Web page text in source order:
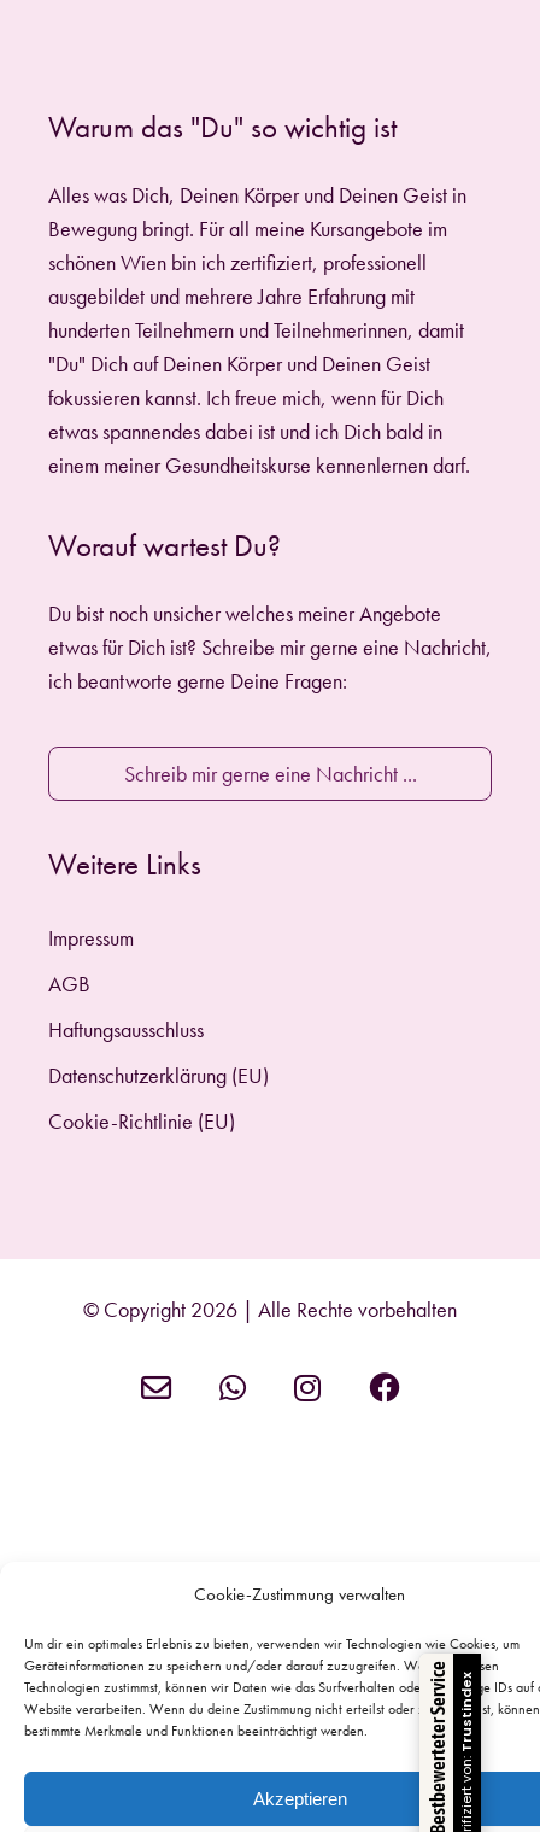
Cookie-Zustimmung verwalten
Um dir ein optimales Erlebnis zu bieten, verwenden wir Technologien wie Cookies, um
Geräteinformationen zu speichern und/oder darauf zuzugreifen. Wenn du diesen
Technologien zustimmst, können wir Daten wie das Surfverhalten oder eindeutige IDs auf
Website verarbeiten. Wenn du deine Zustimmung nicht erteilst oder zurückziehst, können
bestimmte Merkmale und Funktionen beeinträchtigt werden.
Akzeptieren
Warum das "Du" so wichtig ist
Alles was Dich, Deinen Körper und Deinen Geist in
Bewegung bringt. Für all meine Kursangebote im
schönen Wien bin ich zertifiziert, professionell
ausgebildet und mehrere Jahre Erfahrung mit
hunderten Teilnehmern und Teilnehmerinnen, damit
"Du" Dich auf Deinen Körper und Deinen Geist
fokussieren kannst. Ich freue mich, wenn für Dich
etwas spannendes dabei ist und ich Dich bald in
einem meiner Gesundheitskurse kennenlernen darf.
Worauf wartest Du?
Du bist noch unsicher welches meiner Angebote
etwas für Dich ist? Schreibe mir gerne eine Nachricht,
ich beantworte gerne Deine Fragen:
Schreib mir gerne eine Nachricht ...
Weitere Links
Impressum
AGB
Haftungsausschluss
Datenschutzerklärung (EU)
Cookie-Richtlinie (EU)
© Copyright 2026 | Alle Rechte vorbehalten
Kontakt
liebe
kontaktieren
liebe
liebe
Bestbewerteter ServiceVerifiziert von:
Trustindex